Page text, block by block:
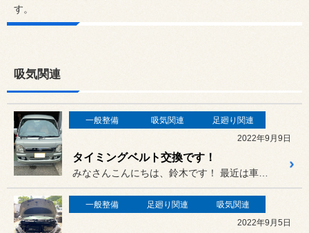
す。
吸気関連
一般整備 吸気関連
足廻り関連
2022年9月9日
タイミングベルト交換です！
一般整備 足廻り関連
吸気関連
2022年9月5日